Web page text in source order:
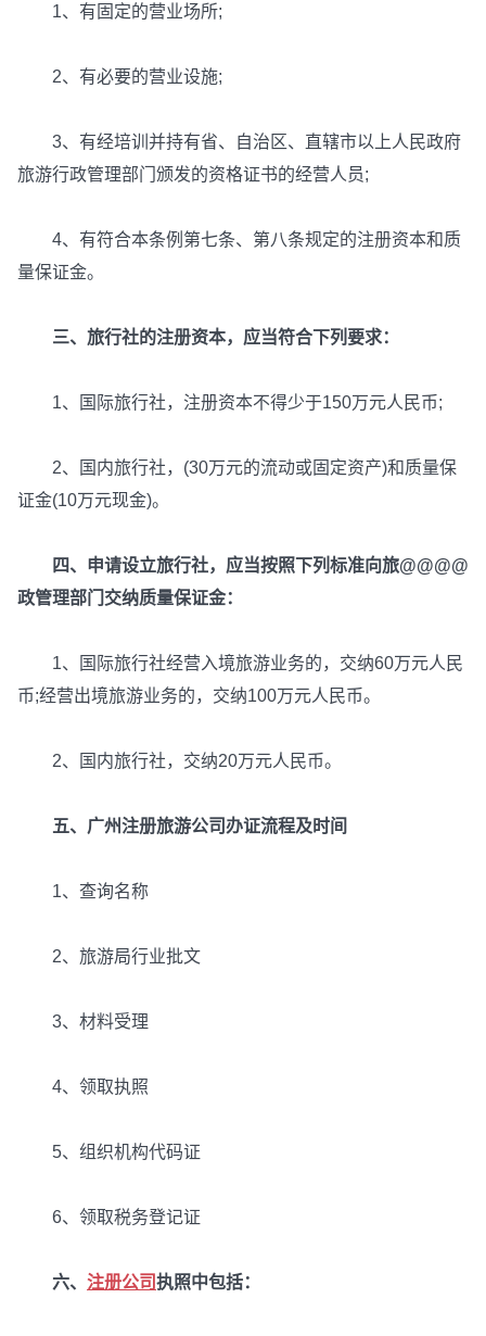
1、有固定的营业场所;
2、有必要的营业设施;
3、有经培训并持有省、自治区、直辖市以上人民政府
旅游行政管理部门颁发的资格证书的经营人员;
4、有符合本条例第七条、第八条规定的注册资本和质
量保证金。
三、旅行社的注册资本，应当符合下列要求：
1、国际旅行社，注册资本不得少于150万元人民币;
2、国内旅行社，(30万元的流动或固定资产)和质量保
证金(10万元现金)。
四、申请设立旅行社，应当按照下列标准向旅@@@@
政管理部门交纳质量保证金：
1、国际旅行社经营入境旅游业务的，交纳60万元人民
币;经营出境旅游业务的，交纳100万元人民币。
2、国内旅行社，交纳20万元人民币。
五、广州注册旅游公司办证流程及时间
1、查询名称
2、旅游局行业批文
3、材料受理
4、领取执照
5、组织机构代码证
6、领取税务登记证
六、 注册公司执照中包括：